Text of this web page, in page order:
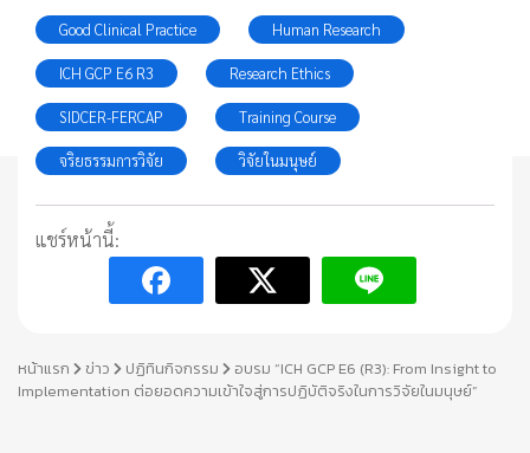
Good Clinical Practice Human Research
ICH GCP E6 R3 Research Ethics
SIDCER-FERCAP Training Course
จริยธรรมการวิจัย วิจัยในมนุษย์
แชร์หน้านี้:
หน้าแรก ข่าว ปฏิทินกิจกรรม
อบรม “ICH GCP E6 (R3): From Insight to
Implementation ต่อยอดความเข้าใจสู่การปฏิบัติจริงในการวิจัยในมนุษย์”